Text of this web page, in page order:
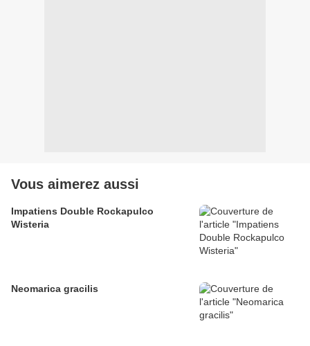
Vous aimerez aussi
Impatiens Double Rockapulco
Wisteria
Neomarica gracilis